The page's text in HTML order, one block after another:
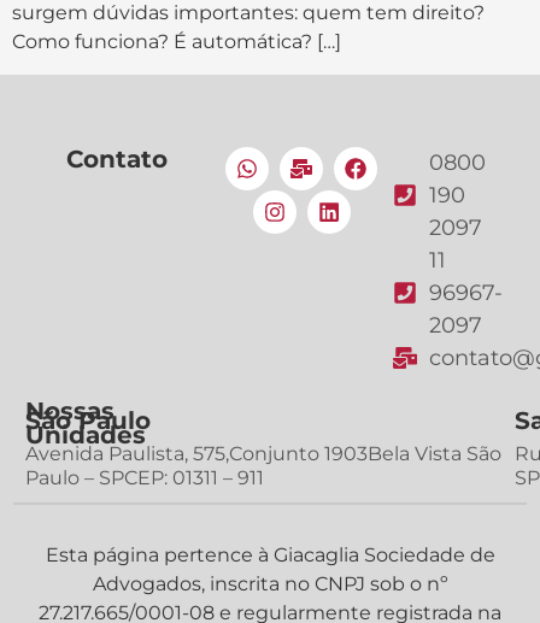
surgem dúvidas importantes: quem tem direito?
Como funciona? É automática? […]
Contato
0800
190
2097
11
96967-
2097
Nossas
Unidades
São Paulo
Avenida Paulista, 575,Conjunto 1903Bela Vista São
Paulo – SPCEP: 01311 – 911
Esta página pertence à Giacaglia Sociedade de
Advogados, inscrita no CNPJ sob o nº
27.217.665/0001-08 e regularmente registrada na